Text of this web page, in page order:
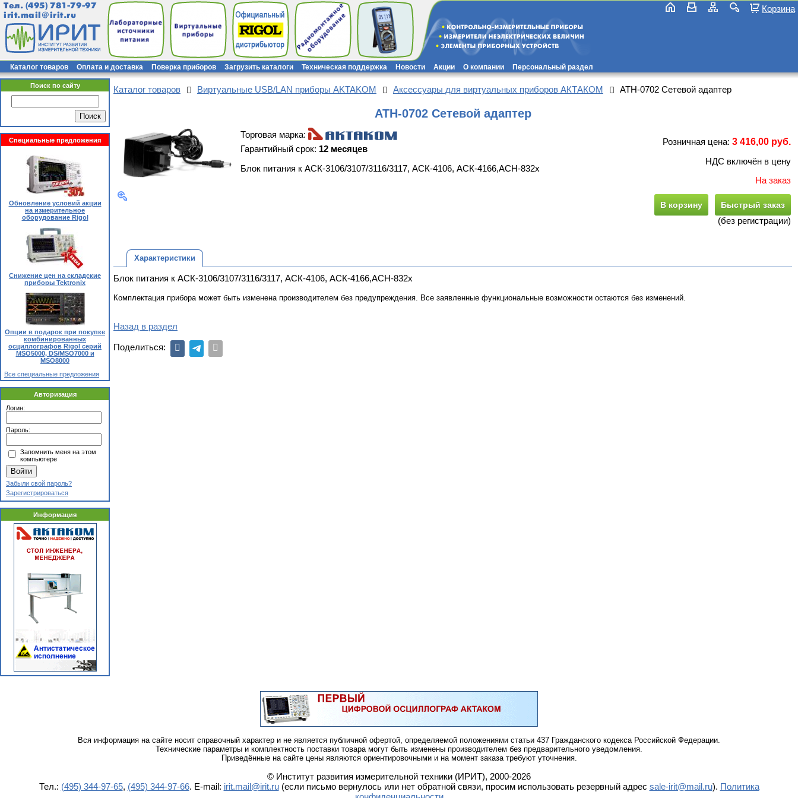
Тел. (495) 781-79-97
irit.mail@irit.ru
Корзина
Каталог товаров Оплата и доставка Поверка приборов Загрузить каталоги Техническая поддержка Новости Акции О компании Персональный раздел
Поиск по сайту
Специальные предложения
Обновление условий акции
на измерительное
оборудование Rigol
Снижение цен на складские
приборы Tektronix
Опции в подарок при покупке
комбинированных
осциллографов Rigol серий
MSO5000, DS/MSO7000 и
MSO8000
Все специальные предложения
Авторизация
Логин:
Пароль:
Запомнить меня на этом
компьютере
Забыли свой пароль?
Зарегистрироваться
Информация
Каталог товаров Виртуальные USB/LAN приборы AKTAKOM Аксессуары для виртуальных приборов АКТАКОМ АТН-0702 Сетевой адаптер
АТН-0702 Сетевой адаптер
Торговая марка:
Гарантийный срок: 12 месяцев
Блок питания к АСК-3106/3107/3116/3117, АСК-4106, АСК-4166,АСН-832х
Розничная цена: 3 416,00 руб.
НДС включён в цену
На заказ
В корзину Быстрый заказ
(без регистрации)
Характеристики
Блок питания к АСК-3106/3107/3116/3117, АСК-4106, АСК-4166,АСН-832х
Комплектация прибора может быть изменена производителем без предупреждения. Все заявленные функциональные возможности остаются без изменений.
Назад в раздел
Поделиться:
Вся информация на сайте носит справочный характер и не является публичной офертой, определяемой положениями статьи 437 Гражданского кодекса Российской Федерации.
Технические параметры и комплектность поставки товара могут быть изменены производителем без предварительного уведомления.
Приведённые на сайте цены являются ориентировочными и на момент заказа требуют уточнения.
© Институт развития измерительной техники (ИРИТ), 2000-2026
Тел.: (495) 344-97-65, (495) 344-97-66. E-mail: irit.mail@irit.ru(если письмо вернулось или нет обратной связи, просим использовать резервный адрес sale-irit@mail.ru). Политика